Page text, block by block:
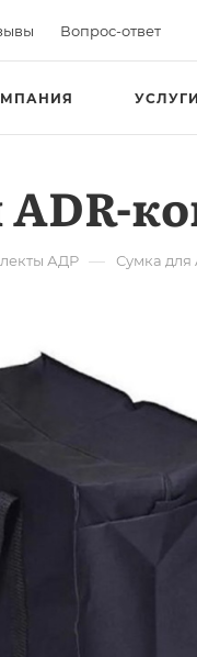
Вопрос-ответ
УСЛУГИ
АДР — Сумка для